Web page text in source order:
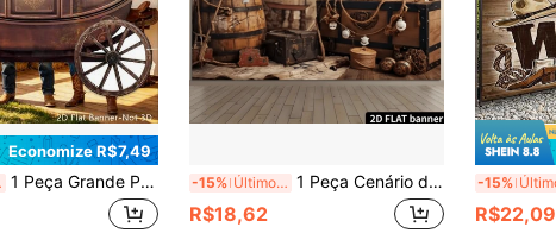
Economize R$7,49
1 Peça Grande Painel de Bottom e Faixa de Foto de Diligência Ocidental, Adequado para Interpretação de Papéis, Decoração de Festa de Arena de Cowboy do Velho Oeste, com Recorte em Formato de Diligência, Adequado para Festa de Aniversário, Festa de Tailgate, Adequado para Eventos com Tema do Velho Oeste na Primavera, Verão e Outono -15% Últimos 3 dias 1 Peça Cenário de Fotografia com Tema de Pirata, Bottom de Foto de Festa com Mapa do Tesouro Náutico, Decoração de Banner de Festa com Roda de Leme de Navio Pirata, Cenário de Foto de Festa, Banner de Mesa Super Grande para Decoração de Parede
R$18,62
-15%
R$22,09